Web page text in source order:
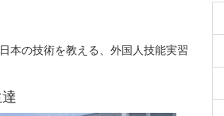
本の技術を教える、外国人技能実習